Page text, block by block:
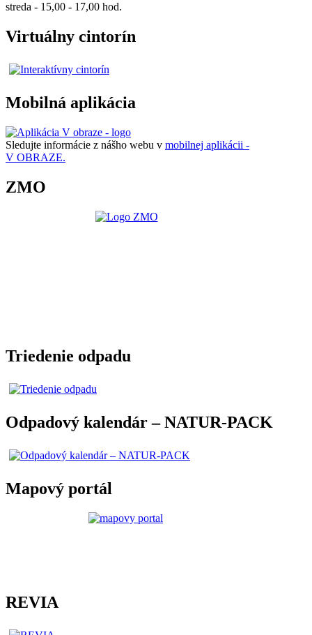
streda - 15,00 - 17,00 hod.
Virtuálny cintorín
Mobilná aplikácia
Sledujte informácie z nášho webu v mobilnej aplikácii -
V OBRAZE.
ZMO
Triedenie odpadu
Odpadový kalendár – NATUR-PACK
Mapový portál
REVIA